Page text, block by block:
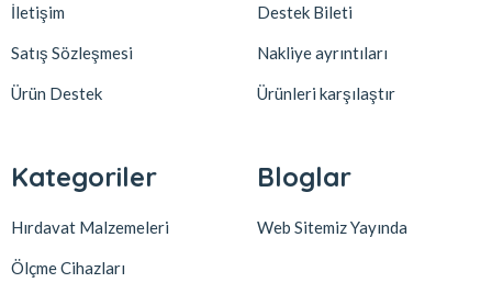
İletişim
Satış Sözleşmesi
Ürün Destek
Destek Bileti
Nakliye ayrıntıları
Ürünleri karşılaştır
Kategoriler
Hırdavat Malzemeleri
Ölçme Cihazları
Bloglar
Web Sitemiz Yayında